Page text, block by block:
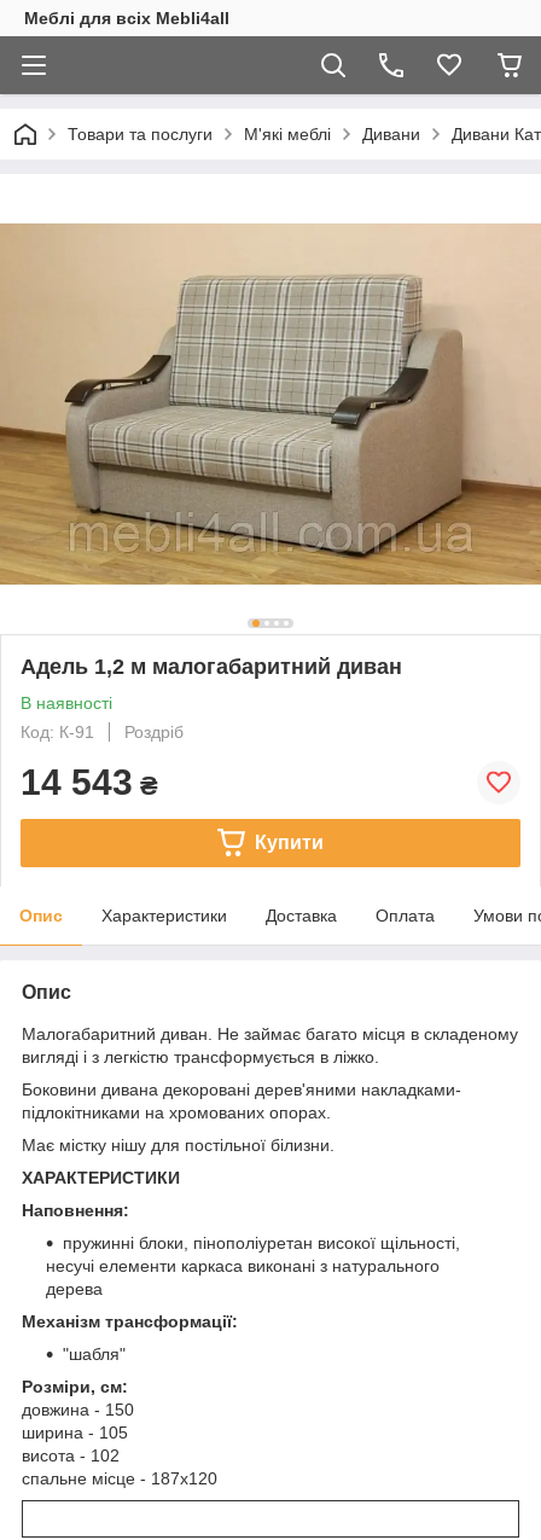
Меблі для всіх Mebli4all
Товари та послуги М'які меблі Дивани Дивани
Адель 1,2 м малогабаритний диван
В наявності
Код: К-91
Роздріб
14 543 ₴
Купити
Опис Характеристики Доставка Оплата Умови
Опис
Малогабаритний диван. Не займає багато місця в складеному
вигляді і з легкістю трансформується в ліжко.
Боковини дивана декоровані дерев'яними накладками-
підлокітниками на хромованих опорах.
Має містку нішу для постільної білизни.
ХАРАКТЕРИСТИКИ
Наповнення:
пружинні блоки, пінополіуретан високої щільності,
несучі елементи каркаса виконані з натурального
дерева
Механізм трансформації:
"шабля"
Розміри, см:
довжина - 150
ширина - 105
висота - 102
спальне місце - 187х120